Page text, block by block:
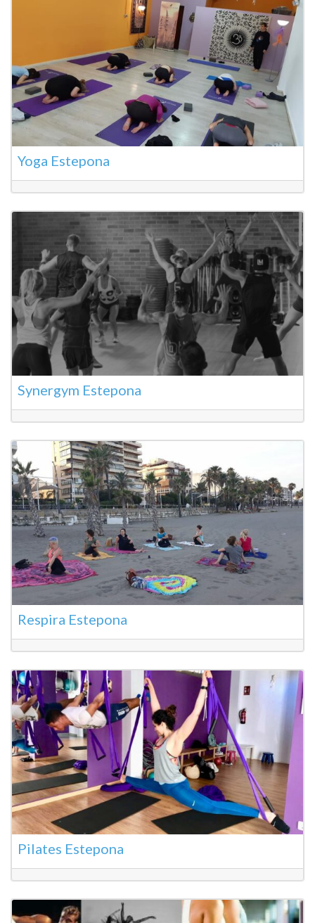
Yoga Estepona
Synergym Estepona
Respira Estepona
Pilates Estepona